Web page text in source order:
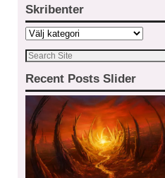
Skribenter
Recent Posts Slider